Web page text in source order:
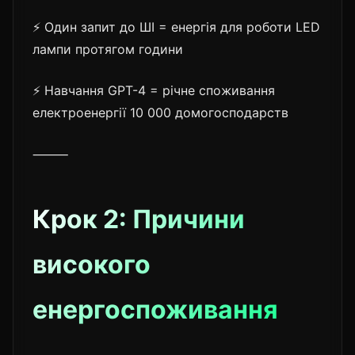
⚡ Один запит до ШІ = енергія для роботи LED
лампи протягом години
⚡ Навчання GPT-4 = річне споживання
електроенергії 10 000 домогосподарств
⸻
Крок 2: Причини
високого
енергоспоживання